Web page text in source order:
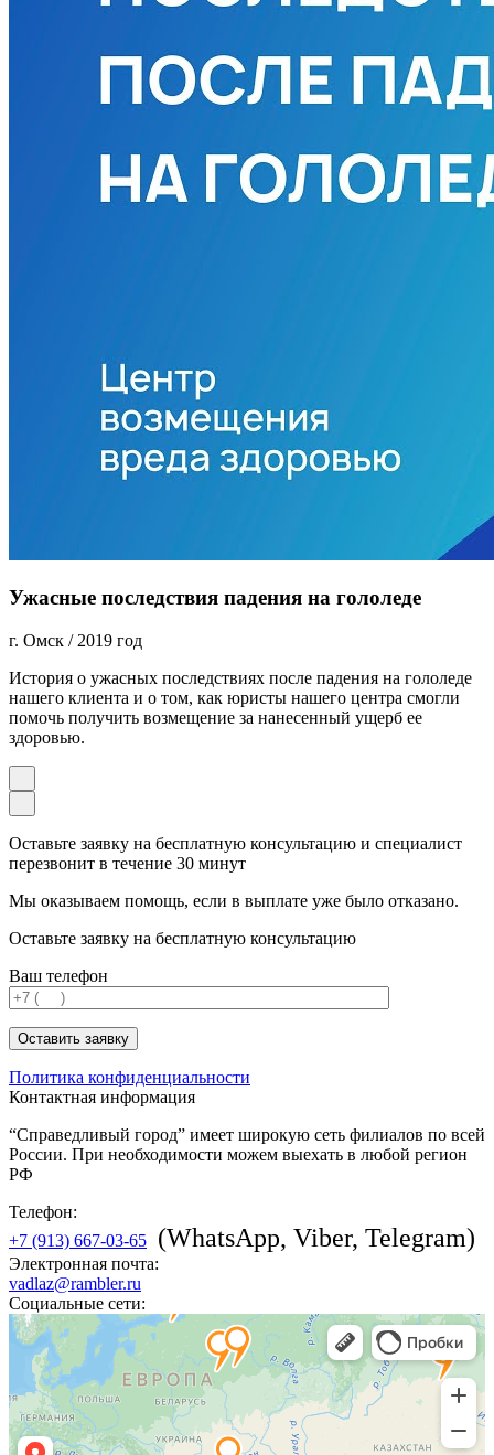
Ужасные последствия падения на гололеде
г. Омск / 2019 год
История о ужасных последствиях после падения на гололеде
нашего клиента и о том, как юристы нашего центра смогли
помочь получить возмещение за нанесенный ущерб ее
здоровью.
Оставьте заявку на бесплатную консультацию и специалист
перезвонит в течение 30 минут
Мы оказываем помощь, если в выплате уже было отказано.
Оставьте заявку на бесплатную консультацию
Ваш телефон
Политика конфиденциальности
Контактная информация
“Справедливый город” имеет широкую сеть филиалов по всей
России. При необходимости можем выехать в любой регион
РФ
Телефон:
+7 (913) 667-03-65
(WhatsApp, Viber, Telegram)
Электронная почта:
vadlaz@rambler.ru
Coциальные сети: